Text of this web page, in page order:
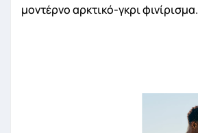
μοντέρνο αρκτικό-γκρι φινίρισμα.